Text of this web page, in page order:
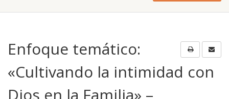
Enfoque temático:
«Cultivando la intimidad con
Dios en la Familia» –